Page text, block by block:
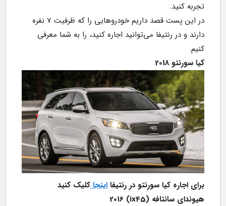
تجربه کنید.
کنیم.
کیا سورنتو 2018
برای اجاره کیا سورنتو در رنتیفا اینجا کلیک کنید
هیوندای سانتافه (ix45) 2016